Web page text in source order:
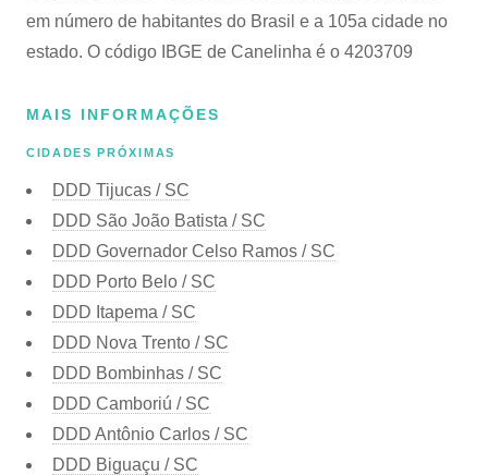
em número de habitantes do Brasil e a 105a cidade no
estado. O código IBGE de Canelinha é o 4203709
MAIS INFORMAÇÕES
CIDADES PRÓXIMAS
DDD Tijucas / SC
DDD São João Batista / SC
DDD Governador Celso Ramos / SC
DDD Porto Belo / SC
DDD Itapema / SC
DDD Nova Trento / SC
DDD Bombinhas / SC
DDD Camboriú / SC
DDD Antônio Carlos / SC
DDD Biguaçu / SC